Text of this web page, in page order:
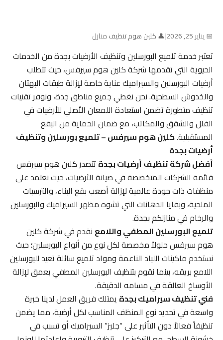
📅 يناير 25, 2026 |👤 كلين هوم تنظيف منازل
تعتبر خدمة تلميع البورسلين وتنظيف الأرضيات بجدة من الخدمات
الحيوية التي تقدمها شركة كلين هوم سيرفس، حيث تتطلب
أرضيات البورسلين والسيراميك عناية خاصة لإزالة طبقات البهتان
والخدوش السطحية. نحن نغطي جميع مناطق جدة، ونوفر تقنيات
تنظيف متطورة تضمن استعادة اللمعان الأصلي للأرضيات في
الفلل والشقق والمكاتب، مع ضمان الحماية من البقع
المستقبلية.كلين هوم سيرفس – تلميع بورسلين وتنظيف
أرضيات بجدة
أفضل شركة تنظيف أرضيات بجدةتتصدر كلين هوم سيرفس
قائمة الشركات المتخصصة في صيانة الأرضيات، حيث نعتمد على
منظفات ذات جودة عالمية لإزالة أصعب بقع البناء، والترسبات
الملحية، وبقايا الدهانات التي تشوه مظهر السيراميك والبورسلين
والرخام في منازلكم بجدة.
تلميع البورسلين المطفي واللامعنقدم في شركة كلين
هوم سيرفس حلولاً مخصصة لكل نوع من أنواع البورسلين؛ حيث
نستخدم ماكينات اللباد الناعمة ومواد تلميع سائلة تعيد للبورسلين
اللامع بريقه، بينما نقوم بتنظيف البورسلين المطفي بعمق لإزالة
الأوساخ العالقة في مسامه الدقيقة.
فني تنظيف سيراميك بجدةيمتلك فريق العمل لدينا خبرة
واسعة في تحديد نوع المنظف المناسب لكل أرضية، مما يضمن
تنظيفاً فعالاً دون التأثير على “جليز” السيراميك أو تسبب في